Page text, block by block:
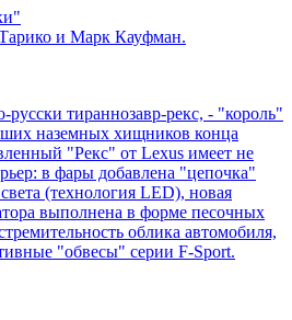
и Марк Кауфман.
русски тираннозавр-рекс, - "король"
наземных хищников конца
"Рекс" от Lexus имеет не
в фары добавлена "цепочка"
(технология LED), новая
выполнена в форме песочных
облика автомобиля,
"обвесы" серии F-Sport.